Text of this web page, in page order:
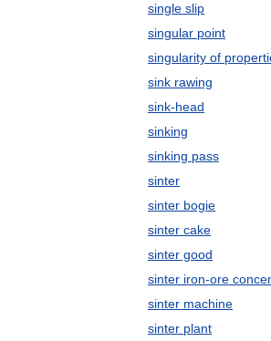
single slip
singular point
singularity of
sink rawing
sink-head
sinking
sinking pass
sinter
sinter bogie
sinter cake
sinter good
sinter iron-ore
sinter machine
sinter plant